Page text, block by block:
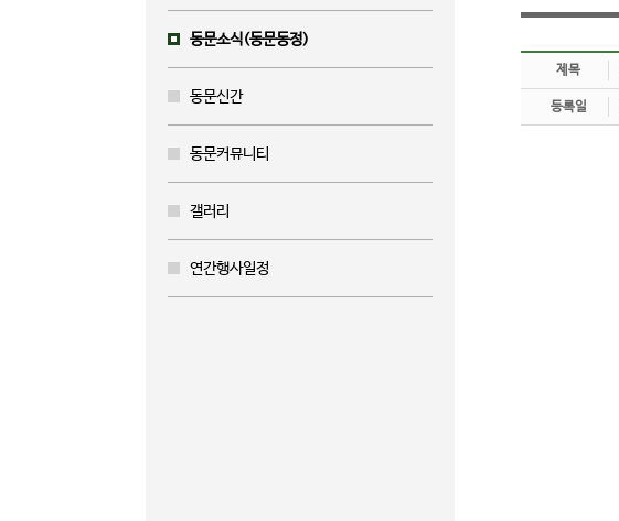
동문소식(동문동정)
동문신간
동문커뮤니티
갤러리
연간행사일정
제목
등록일